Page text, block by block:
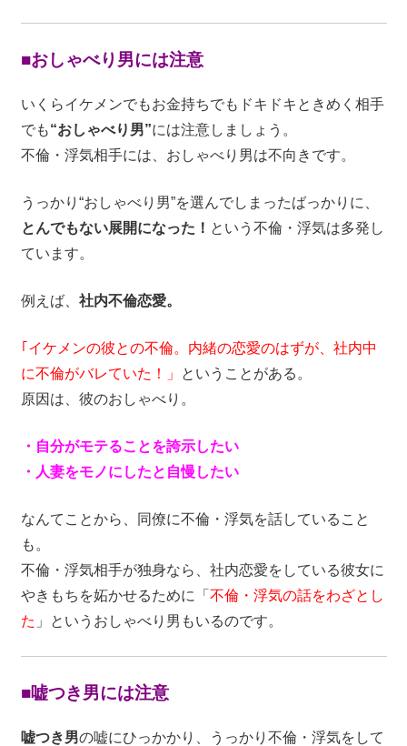
■おしゃべり男には注意
いくらイケメンでもお金持ちでもドキドキときめく相手
でも“おしゃべり男”には注意しましょう。
不倫・浮気相手には、おしゃべり男は不向きです。
うっかり“おしゃべり男”を選んでしまったばっかりに、
とんでもない展開になった！ という不倫・浮気は多発し
ています。
例えば、 社内不倫恋愛。
｢イケメンの彼との不倫。内緒の恋愛のはずが、社内中
に不倫がバレていた！」
ということがある。
原因は、彼のおしゃべり。
・自分がモテることを誇示したい
・人妻をモノにしたと自慢したい
なんてことから、同僚に不倫・浮気を話していること
も。
不倫・浮気相手が独身なら、社内恋愛をしている彼女に
やきもちを妬かせるために「 不倫・浮気の話をわざとし
た 」というおしゃべり男もいるのです。
■嘘つき男には注意
嘘つき男の嘘にひっかかり、うっかり不倫・浮気をして